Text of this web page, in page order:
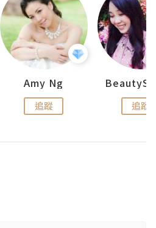
Amy Ng
追蹤 追蹤